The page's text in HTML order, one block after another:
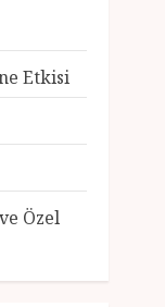
Etkisi
Özel